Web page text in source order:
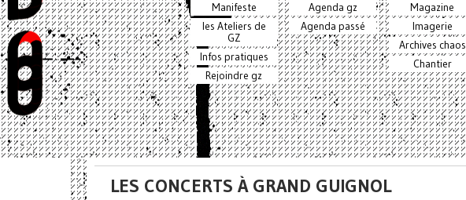
Manifeste
les Ateliers de
GZ
Infos pratiques
Rejoindre gz
Agenda gz
Agenda passé
Magazine
Imagerie
Archives chaos
Chantier
LES CONCERTS À GRAND GUIGNOL